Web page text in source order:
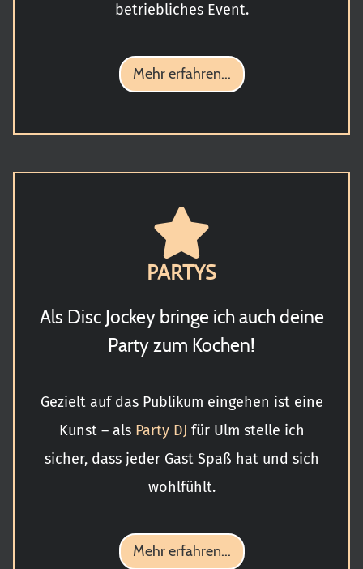
betriebliches Event.
Mehr erfahren...
PARTYS
Als Disc Jockey bringe ich auch deine
Party zum Kochen!
Gezielt auf das Publikum eingehen ist eine
Kunst – als Party DJ für Ulm stelle ich
sicher, dass jeder Gast Spaß hat und sich
wohlfühlt.
Mehr erfahren...